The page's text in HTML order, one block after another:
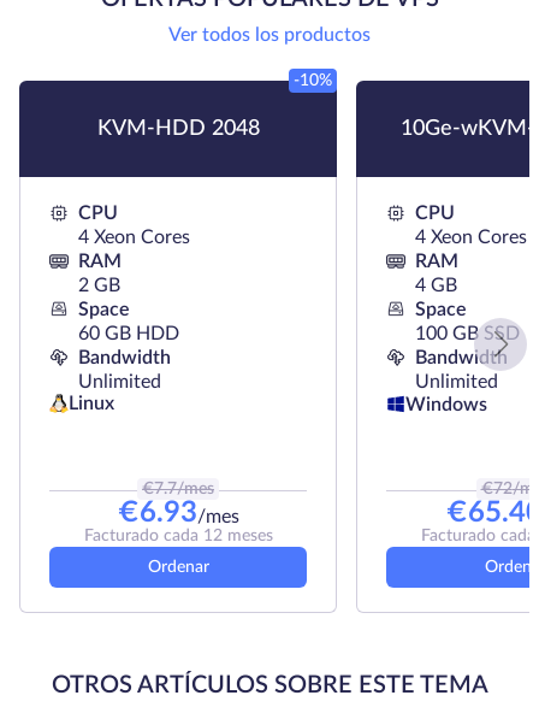
Ver todos los productos
KVM-HDD 2048
-10%
CPU
4 Xeon Cores
RAM
2 GB
Space
60 GB HDD
Bandwidth
Unlimited
Linux
€7.7/mes
€6.93/mes
Facturado cada 12 meses
Ordenar
10Ge-wKVM-
CPU
4 Xeon Cores
RAM
4 GB
Space
100 GB SSD
Bandwidth
Unlimited
Windows
€72/
€
Facturado
OTROS ARTÍCULOS SOBRE ESTE TEMA